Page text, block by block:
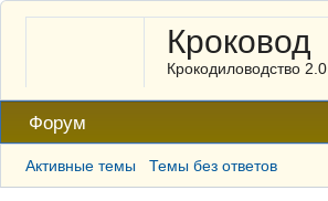
Кроковод
Крокодиловодство 2.0
Форум
Активные темы Темы без ответов